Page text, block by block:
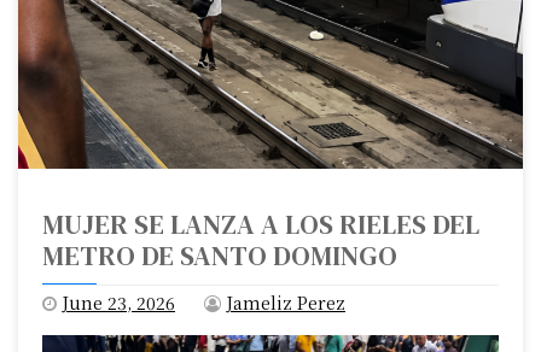
MUJER SE LANZA A LOS RIELES DEL
METRO DE SANTO DOMINGO
June 23, 2026 Jameliz Perez